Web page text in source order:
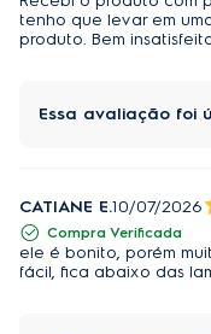
aproveitamento:
velocidade usando
Economize até 675
tenho que levar em
produto. Bem
Essa avaliação foi
CATIANE E.10/07/2026
Compra Verificada
ele é bonito, porém
fácil, fica abaixo das